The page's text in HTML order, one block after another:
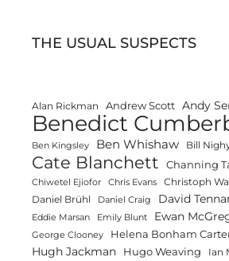
THE USUAL SUSPECTS
Alan Rickman Andrew Scott Andy
Benedict
Ben Kingsley Ben Whishaw Bill
Cate Blanchett Channing
Chiwetel Ejiofor Chris Evans Christoph
Daniel Brühl Daniel Craig David
Eddie Marsan Emily Blunt Ewan
George Clooney Helena Bonham
Hugh Jackman Hugo Weaving Ian